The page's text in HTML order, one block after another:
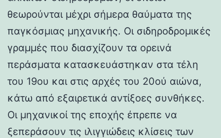
θεωρούνται μέχρι σήμερα θαύματα της
παγκόσμιας μηχανικής. Οι σιδηροδρομικές
γραμμές που διασχίζουν τα ορεινά
περάσματα κατασκευάστηκαν στα τέλη
του 19ου και στις αρχές του 20ού αιώνα,
κάτω από εξαιρετικά αντίξοες συνθήκες.
Οι μηχανικοί της εποχής έπρεπε να
ξεπεράσουν τις ιλιγγιώδεις κλίσεις των